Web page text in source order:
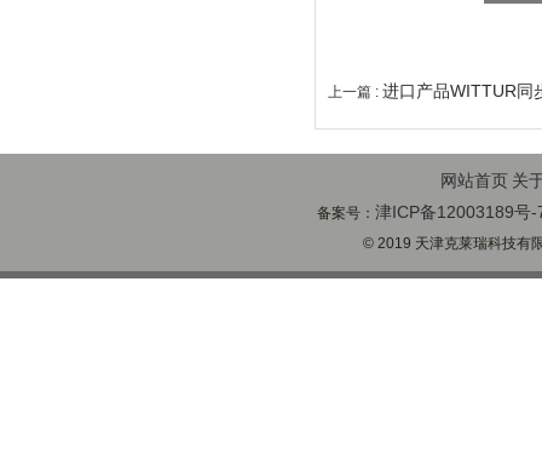
上一篇 : 进口产品WITTUR同
网站首页 关
备案号：津ICP备12003189号-
© 2019 天津克莱瑞科技有